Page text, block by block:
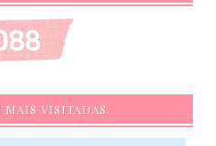
MAIS VISITADAS